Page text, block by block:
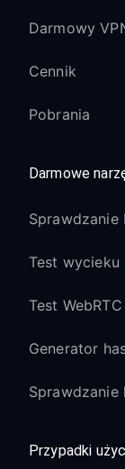
Darmowy
Cennik
Pobrania
Darmowe
Sprawdzanie
Test wycieku
Test WebRTC
Generator
Sprawdzanie
Przypadki